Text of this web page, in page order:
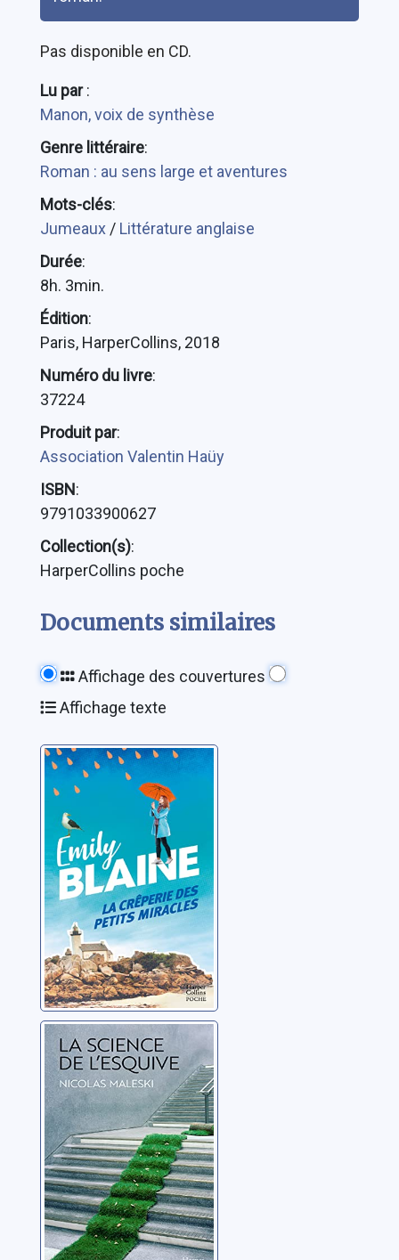
Pas disponible en CD.
Lu par:
Manon, voix de synthèse
Genre littéraire:
Roman : au sens large et aventures
Mots-clés:
Jumeaux / Littérature anglaise
Durée:
8h. 3min.
Édition:
Paris, HarperCollins, 2018
Numéro du livre:
37224
Produit par:
Association Valentin Haüy
ISBN:
9791033900627
Collection(s):
HarperCollins poche
Documents similaires
Affichage des couvertures
Affichage texte
La crêperie des
petits miracles
Blaine, Emily
La science de
l'esquive
Maleski, Nicolas